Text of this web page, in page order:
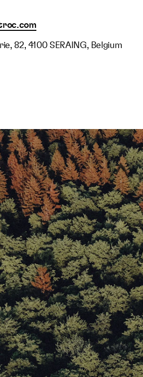
82, 4100 SERAING, Belgium